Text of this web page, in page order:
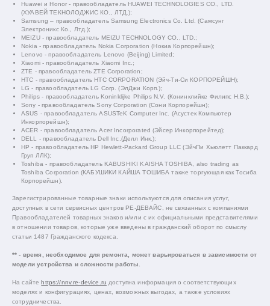
Huawei и Honor - правообладатель HUAWEI TECHNOLOGIES CO., LTD.
(ХУАВЕЙ ТЕКНОЛОДЖИС КО., ЛТД.);
Samsung – правообладатель Samsung Electronics Co. Ltd. (Самсунг
Электроникс Ко., Лтд.);
MEIZU - правообладатель MEIZU TECHNOLOGY CO., LTD.;
Nokia - правообладатель Nokia Corporation (Нокиа Корпорейшн);
Lenovo - правообладатель Lenovo (Beijing) Limited;
Xiaomi - правообладатель Xiaomi Inc.;
ZTE - правообладатель ZTE Corporation;
HTC - правообладатель HTC CORPORATION (Эйч-Ти-Си КОРПОРЕЙШН);
LG - правообладатель LG Corp. (ЭлДжи Корп.);
Philips - правообладатель Koninklijke Philips N.V. (Конинклийке Филипс Н.В.);
Sony - правообладатель Sony Corporation (Сони Корпорейшн);
ASUS - правообладатель ASUSTeK Computer Inc. (Асустек Компьютер
Инкорпорейшн);
ACER - правообладатель Acer Incorporated (Эйсер Инкорпорейтед);
DELL - правообладатель Dell Inc.(Делл Инк.);
HP - правообладатель HP Hewlett-Packard Group LLC (ЭйчПи Хьюлетт Паккард
Груп ЛЛК);
Toshiba - правообладатель KABUSHIKI KAISHA TOSHIBA, also trading as
Toshiba Corporation (КАБУШИКИ КАЙША ТОШИБА также торгующая как Тосиба
Корпорейшн).
Зарегистрированные товарные знаки используются для описания услуг,
доступных в сети сервисных центров РЕ-ДЕВАЙС, не связанных с компаниями
Правообладателей товарных знаков и/или с их официальными представителями
в отношении товаров, которые уже введены в гражданский оборот по смыслу
статьи 1487 Гражданского кодекса.
** - время, необходимое для ремонта, может варьироваться в зависимости от
модели устройства и сложности работы.
На сайтеhttps://nnv.re-device.ru доступна информация о соответствующих
моделях и конфигурациях, ценах, возможных выгодах, а также условиях
сотрудничества.